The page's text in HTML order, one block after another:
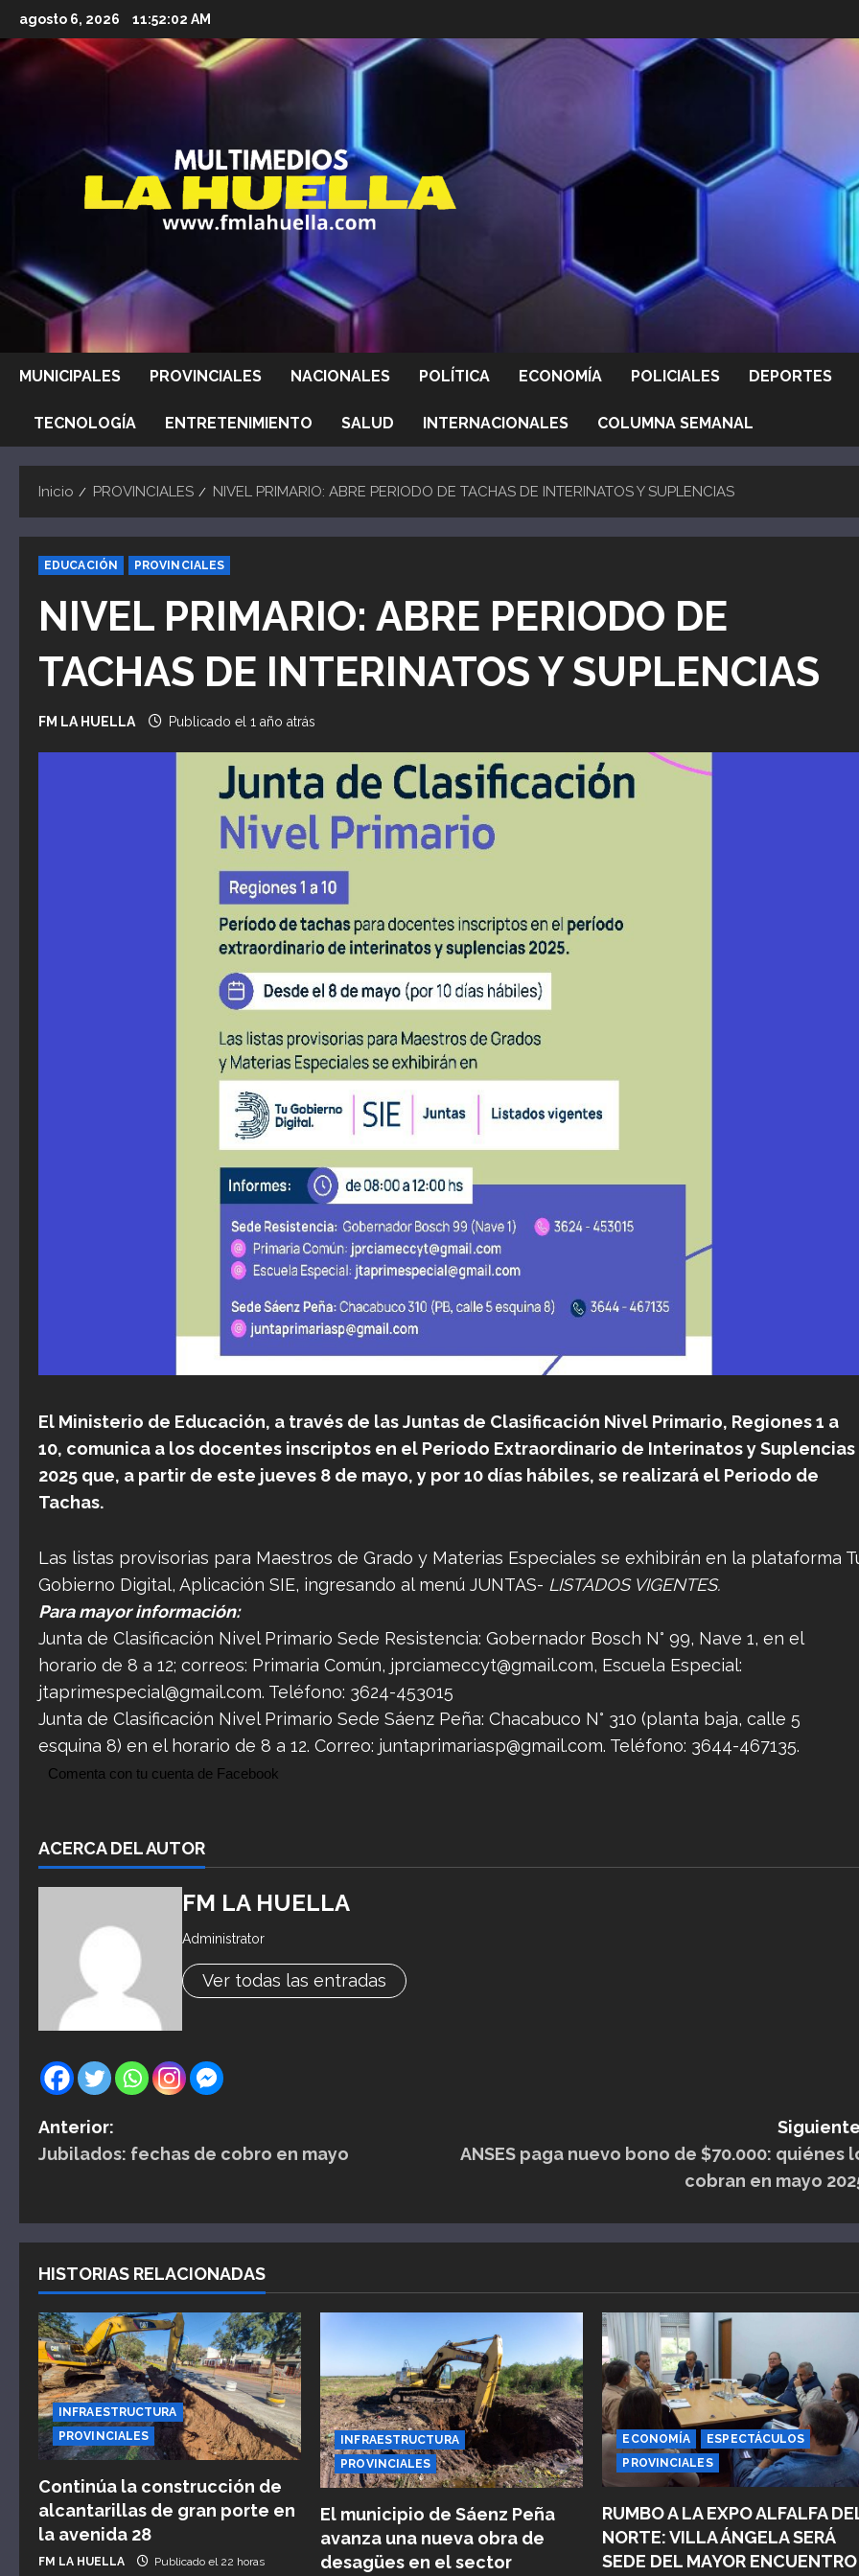
al
agosto 6, 2026 11:52:04 AM
MUNICIPALES PROVINCIALES NACIONALES POLÍTICA ECONOMÍA POLICIALES DEPORTES
TECNOLOGÍA ENTRETENIMIENTO SALUD INTERNACIONALES COLUMNA SEMANAL
Inicio PROVINCIALES NIVEL PRIMARIO: ABRE PERIODO DE TACHAS DE INTERINATOS Y SUPLENCIAS
EDUCACIÓN PROVINCIALES
NIVEL PRIMARIO: ABRE PERIODO DE
TACHAS DE INTERINATOS Y SUPLENCIAS
FM LA HUELLA Publicado el 1 año atrás
El Ministerio de Educación, a través de las Juntas de Clasificación Nivel Primario, Regiones 1 a
10, comunica a los docentes inscriptos en el Periodo Extraordinario de Interinatos y Suplencias
2025 que, a partir de este jueves 8 de mayo, y por 10 días hábiles, se realizará el Periodo de
Tachas.
Las listas provisorias para Maestros de Grado y Materias Especiales se exhibirán en la plataforma
Gobierno Digital, Aplicación SIE, ingresando al menú JUNTAS- LISTADOS VIGENTES.
Para mayor información:
Junta de Clasificación Nivel Primario Sede Resistencia: Gobernador Bosch N° 99, Nave 1, en el
horario de 8 a 12; correos: Primaria Común, jprciameccyt@gmail.com, Escuela Especial:
jtaprimespecial@gmail.com. Teléfono: 3624-453015
Junta de Clasificación Nivel Primario Sede Sáenz Peña: Chacabuco N° 310 (planta baja, calle 5
esquina 8) en el horario de 8 a 12. Correo: juntaprimariasp@gmail.com. Teléfono: 3644-467135.
Comenta con tu cuenta de Facebook
ACERCA DEL AUTOR
FM LA HUELLA
Administrator
Ver todas las entradas
N
e
g
a
c
i
ó
n
d
Anterior:
Jubilados: fechas de cobro en mayo
ANSES paga nuevo bono de $70.000: quiénes
cobran en mayo
HISTORIAS RELACIONADAS
INFRAESTRUCTURA
PROVINCIALES
Continúa la construcción de
alcantarillas de gran porte en
la avenida 28
FM LA HUELLA
Publicado el 22 horas
INFRAESTRUCTURA
PROVINCIALES
El municipio de Sáenz Peña
avanza una nueva obra de
desagües en el sector
ECONOMÍA
ESPECTÁCULOS
PROVINCIALES
RUMBO A LA EXPO ALFALFA
NORTE: VILLA ÁNGELA SERÁ
SEDE DEL MAYOR ENCUENTRO